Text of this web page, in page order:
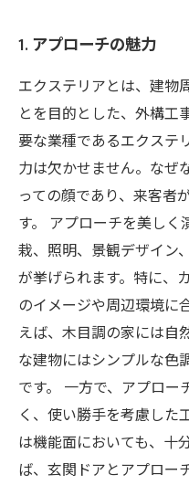
1. アプローチの魅力
エクステリアとは、建物
とを目的とした、外構工
要な業種であるエクステ
力は欠かせません。なぜ
っての顔であり、来客者
す。 アプローチを美し
栽、照明、景観デザイン
が挙げられます。特に、
のイメージや周辺環境に
えば、木目調の家には自
な建物にはシンプルな色
です。 一方で、アプロ
く、使い勝手を考慮した
は機能面においても、十
ば、玄関ドアとアプロー